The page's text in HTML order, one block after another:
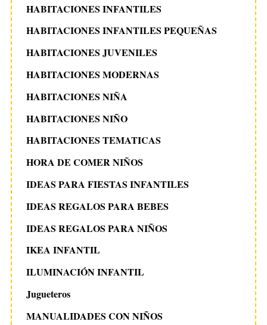
HABITACIONES INFANTILES
HABITACIONES INFANTILES PEQUEÑAS
HABITACIONES JUVENILES
HABITACIONES MODERNAS
HABITACIONES NIÑA
HABITACIONES NIÑO
HABITACIONES TEMATICAS
HORA DE COMER NIÑOS
IDEAS PARA FIESTAS INFANTILES
IDEAS REGALOS PARA BEBES
IDEAS REGALOS PARA NIÑOS
IKEA INFANTIL
ILUMINACIÓN INFANTIL
Jugueteros
MANUALIDADES CON NIÑOS